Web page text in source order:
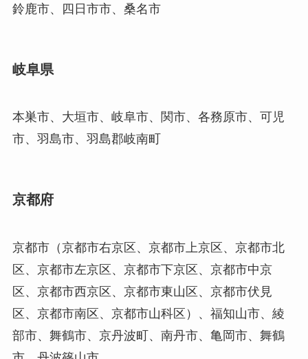
鈴鹿市、四日市市、桑名市
岐阜県
本巣市、大垣市、岐阜市、関市、各務原市、可児
市、羽島市、羽島郡岐南町
京都府
京都市（京都市右京区、京都市上京区、京都市北
区、京都市左京区、京都市下京区、京都市中京
区、京都市西京区、京都市東山区、京都市伏見
区、京都市南区、京都市山科区）、福知山市、綾
部市、舞鶴市、京丹波町、南丹市、亀岡市、舞鶴